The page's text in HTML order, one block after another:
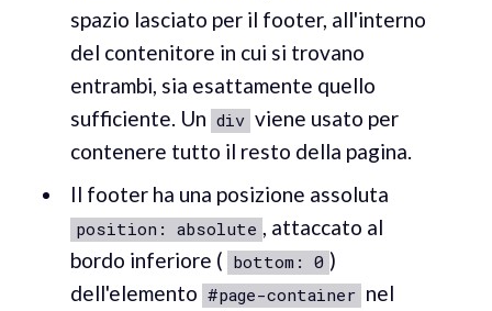
spazio lasciato per il footer, all'interno
del contenitore in cui si trovano
entrambi, sia esattamente quello
sufficiente. Un div viene usato per
contenere tutto il resto della pagina.
Il footer ha una posizione assoluta
position: absolute , attaccato al
bordo inferiore ( bottom: 0 )
dell'elemento #page-container nel